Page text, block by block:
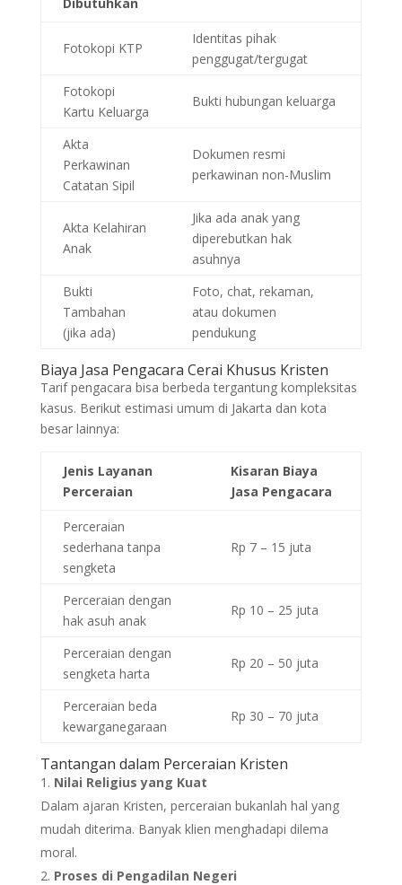
Fotokopi KTP
Identitas pihak
penggugat/tergugat
Fotokopi
Kartu Keluarga
Bukti hubungan keluarga
Akta
Perkawinan
Catatan Sipil
Dokumen resmi
perkawinan non-Muslim
Akta Kelahiran
Anak
Jika ada anak yang
diperebutkan hak
asuhnya
Bukti
Tambahan
(jika ada)
Foto, chat, rekaman,
atau dokumen
pendukung
Biaya Jasa Pengacara Cerai Khusus Kristen
Tarif pengacara bisa berbeda tergantung kompleksitas
kasus. Berikut estimasi umum di Jakarta dan kota
besar lainnya:
Jenis Layanan
Perceraian
Kisaran Biaya
Jasa Pengacara
Perceraian
sederhana tanpa
sengketa
Rp 7 – 15 juta
Perceraian dengan
hak asuh anak
Rp 10 – 25 juta
Perceraian dengan
sengketa harta
Rp 20 – 50 juta
Perceraian beda
kewarganegaraan
Rp 30 – 70 juta
Tantangan dalam Perceraian Kristen
Nilai Religius yang Kuat
Dalam ajaran Kristen, perceraian bukanlah hal yang
mudah diterima. Banyak klien menghadapi dilema
moral.
Proses di Pengadilan Negeri